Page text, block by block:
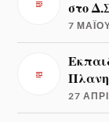
στο
7
27